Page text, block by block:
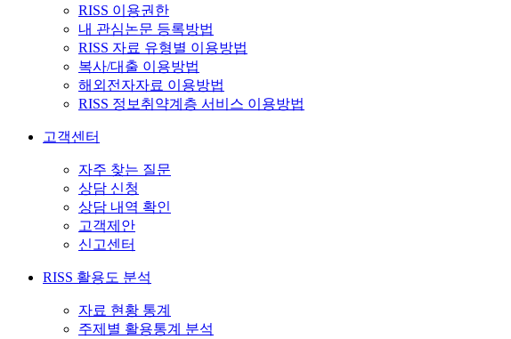
RISS 이용권한
내 관심논문 등록방법
RISS 자료 유형별 이용방법
복사/대출 이용방법
해외전자자료 이용방법
RISS 정보취약계층 서비스 이용방법
고객센터
자주 찾는 질문
상담 신청
상담 내역 확인
고객제안
신고센터
RISS 활용도 분석
자료 현황 통계
주제별 활용통계 분석